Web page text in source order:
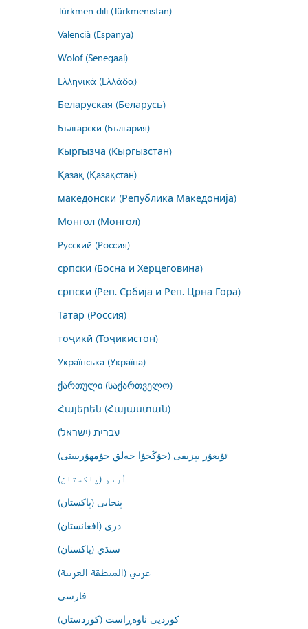
Türkmen dili (Türkmenistan)
Valencià (Espanya)
Wolof (Senegaal)
Ελληνικά (Ελλάδα)
Беларуская (Беларусь)
Български (България)
Кыргызча (Кыргызстан)
Қазақ (Қазақстан)
македонски (Република Македонија)
Монгол (Монгол)
Русский (Россия)
српски (Босна и Херцеговина)
српски (Реп. Србија и Реп. Црна Гора)
Татар (Россия)
тоҷикӣ (Тоҷикистон)
Українська (Україна)
ქართული (საქართველო)
Հայերեն (Հայաստան)
עברית (ישראל)
ئۇيغۇر يېزىقى (جۇڭخۇا خەلق جۇمھۇرىيىتى)
اُردو (پاکستان)
پنجابی (پاکستان)
درى (افغانستان)
سنڌي (پاکستان)
عربي (المنطقة العربية)
فارسى
کوردیی ناوەڕاست (کوردستان)